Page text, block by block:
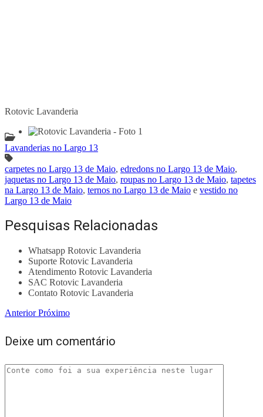
Rotovic Lavanderia
Lavanderias no Largo 13
carpetes no Largo 13 de Maio, edredons no Largo 13 de Maio,
jaquetas no Largo 13 de Maio, roupas no Largo 13 de Maio, tapetes
na Largo 13 de Maio, ternos no Largo 13 de Maio e vestido no
Largo 13 de Maio
Pesquisas Relacionadas
Whatsapp Rotovic Lavanderia
Suporte Rotovic Lavanderia
Atendimento Rotovic Lavanderia
SAC Rotovic Lavanderia
Contato Rotovic Lavanderia
AnteriorPróximo
Deixe um comentário